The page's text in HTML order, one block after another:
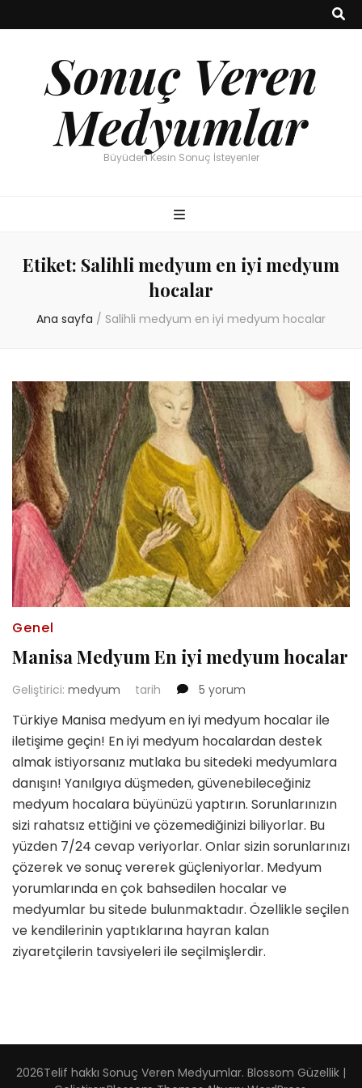
Sonuç Veren
Medyumlar
Büyüden Kesin Sonuç İsteyenler
Etiket: Salihli medyum en iyi medyum
hocalar
Ana sayfa / Salihli medyum en iyi medyum hocalar
Genel
Manisa Medyum En iyi medyum hocalar
Geliştirici: medyum tarih
Manisa
En
iyi
medyum
için
5 yorum
Türkiye Manisa medyum en iyi medyum hocalar ile
iletişime geçin! En iyi medyum hocalardan destek
almak istiyorsanız mutlaka bu sitedeki medyumlara
danışın! Yanılgıya düşmeden, güvenebileceğiniz
medyum hocalara büyünüzü yaptırın. Sorunlarınızın
sizi rahatsız ettiğini ve çözemediğinizi biliyorlar. Bu
yüzden 7/24 cevap veriyorlar. Onlar sizin sorunlarınızı
çözerek ve sonuç vererek güçleniyorlar. Medyum
yorumlarında en çok bahsedilen hocalar ve
medyumlar bu sitede bulunmaktadır. Özellikle seçilen
ve kendilerinin yaptıklarına hayran kalan
ziyaretçilerin tavsiyeleri ile seçilmişlerdir.
2026Telif hakkı Sonuç Veren Medyumlar. Blossom Güzellik |